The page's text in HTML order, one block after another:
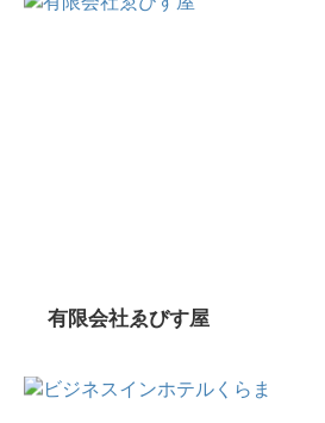
有限会社ゑびす屋